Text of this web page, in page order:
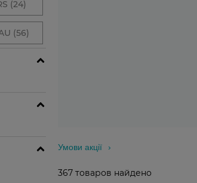
Умови акції
367 товаров найдено